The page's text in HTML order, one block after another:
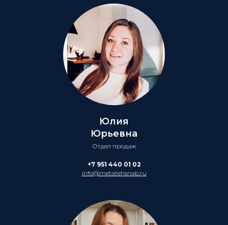
Юлия
Юрьевна
Отдел продаж
+7 951 440 01 02
info@metatehsnab.ru